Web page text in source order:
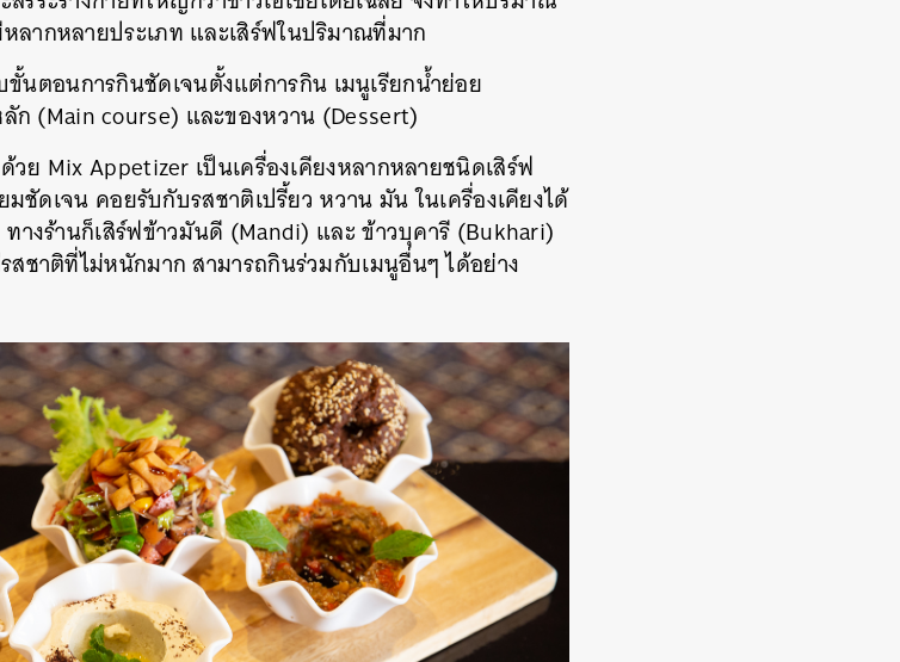
ากหลายประเภท และเสิร์ฟในปริมาณที่มาก
นตอนการกินชัดเจนตั้งแต่การกิน เมนูเรียกน้ำย่อย
ก (Main course) และของหวาน (Dessert)
วย Mix Appetizer เป็นเครื่องเคียงหลากหลายชนิดเสิร์ฟ
ชัดเจน คอยรับกับรสชาติเปรี้ยว หวาน มัน ในเครื่องเคียงได้
างร้านก็เสิร์ฟข้าวมันดี (Mandi) และ ข้าวบุคารี (Bukhari)
สชาติที่ไม่หนักมาก สามารถกินร่วมกับเมนูอื่นๆ ได้อย่าง